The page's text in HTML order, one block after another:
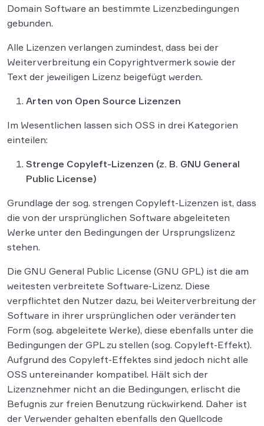
Domain Software an bestimmte Lizenzbedingungen
gebunden.
Alle Lizenzen verlangen zumindest, dass bei der
Weiterverbreitung ein Copyrightvermerk sowie der
Text der jeweiligen Lizenz beigefügt werden.
Arten von Open Source Lizenzen
Im Wesentlichen lassen sich OSS in drei Kategorien
einteilen:
Strenge Copyleft-Lizenzen (z. B. GNU General
Public License)
Grundlage der sog. strengen Copyleft-Lizenzen ist, dass
die von der ursprünglichen Software abgeleiteten
Werke unter den Bedingungen der Ursprungslizenz
stehen.
Die GNU General Public License (GNU GPL) ist die am
weitesten verbreitete Software-Lizenz. Diese
verpflichtet den Nutzer dazu, bei Weiterverbreitung der
Software in ihrer ursprünglichen oder veränderten
Form (sog. abgeleitete Werke), diese ebenfalls unter die
Bedingungen der GPL zu stellen (sog. Copyleft-Effekt).
Aufgrund des Copyleft-Effektes sind jedoch nicht alle
OSS untereinander kompatibel. Hält sich der
Lizenznehmer nicht an die Bedingungen, erlischt die
Befugnis zur freien Benutzung rückwirkend. Daher ist
der Verwender gehalten ebenfalls den Quellcode